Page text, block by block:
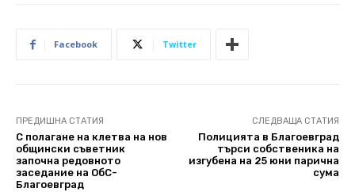
Facebook Twitter
ПРЕДИШНА СТАТИЯ
С полагане на клетва на нов
общински съветник
започна редовното
заседание на OбС-
Благоевград
СЛЕДВАЩА СТАТИЯ
Полицията в Благоевград
търси собственика на
изгубена на 25 юни парична
сума